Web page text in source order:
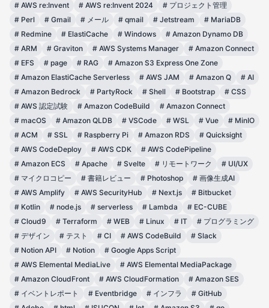
# AWS re:Invent # AWS re:Invent 2024 # プロジェクト管理
# Perl # Gmail # メール # qmail # Jetstream # MariaDB
# Redmine # ElastiCache # Windows # Amazon Dynamo DB
# ARM # Graviton # AWS Systems Manager # Amazon Connect
# EFS # page # RAG # Amazon S3 Express One Zone
# Amazon ElastiCache Serverless # AWS JAM # Amazon Q # AI
# Amazon Bedrock # PartyRock # Shell # Bootstrap # CSS
# AWS 認定試験 # Amazon CodeBuild # Amazon Connect
# macOS # Amazon QLDB # VSCode # WSL # Vue # MinIO
# ACM # SSL # Raspberry Pi # Amazon RDS # Quicksight
# AWS CodeDeploy # AWS CDK # AWS CodePipeline
# Amazon ECS # Apache # Svelte # リモートワーク # UI/UX
# マイクロコピー # 書籍レビュー # Photoshop # 画像生成AI
# AWS Amplify # AWS SecurityHub # Next.js # Bitbucket
# Kotlin # node.js # serverless # Lambda # EC-CUBE
# Cloud9 # Terraform # WEB # Linux # IT # プログラミング
# デザイン # テスト # CI # AWS CodeBuild # Slack
# Notion API # Notion # Google Apps Script
# AWS Elemental MediaLive # AWS Elemental MediaPackage
# Amazon CloudFront # AWS CloudFormation # Amazon SES
# イベントレポート # Eventbridge # インフラ # GitHub